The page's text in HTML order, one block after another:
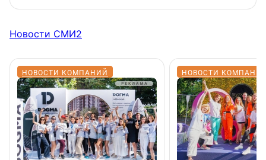
Новости СМИ2
НОВОСТИ КОМПАНИЙ НОВОСТИ